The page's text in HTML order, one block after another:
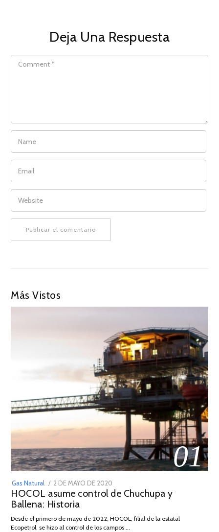
Deja Una Respuesta
COMMENT
NAME
EMAIL
WEBSITE
Más Vistos
01
Gas Natural
POSTED
ON
2 DE MAYO DE 2020
DE
2026
HOCOL asume control de Chuchupa y
Ballena: Historia
Desde el primero de mayo de 2022, HOCOL, filial de la estatal
Ecopetrol, se hizo al control de los campos …